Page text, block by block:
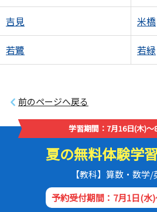
吉見 米橋
若鷺 若緑
前のページへ戻る
学習期間：7月16日(木)～
夏の無料体験学
【教科】算数・数学
予約受付期間：7月1日(水